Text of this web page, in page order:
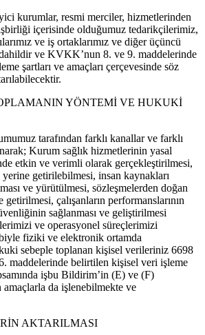
kurumlar, resmi merciler, hizmetlerinden
işbirliği içerisinde olduğumuz tedarikçilerimiz,
ve iş ortaklarımız ve diğer üçüncü
ve KVKK’nun 8. ve 9. maddelerinde
şartları ve amaçları çerçevesinde söz
YÖNTEMİ VE HUKUKİ
tarafından farklı kanallar ve farklı
Kurum sağlık hizmetlerinin yasal
etkin ve verimli olarak gerçekleştirilmesi,
getirilebilmesi, insan kaynakları
ve yürütülmesi, sözleşmelerden doğan
çalışanların performanslarının
sağlanması ve geliştirilmesi
ve operasyonel süreçlerimizi
fiziki ve elektronik ortamda
sebeple toplanan kişisel verileriniz 6698
maddelerinde belirtilen kişisel veri işleme
işbu Bildirim’in (E) ve (F)
da işlenebilmekte ve
AKTARILMASI